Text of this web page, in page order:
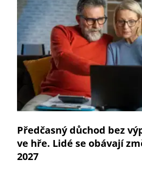
Předčasný důchod bez
ve hře. Lidé se obávají
2027